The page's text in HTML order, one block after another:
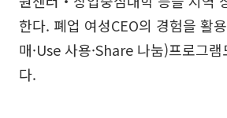
한다. 폐업 여성CEO의 경험을 활
매·Use 사용·Share 나눔)프로그
다.